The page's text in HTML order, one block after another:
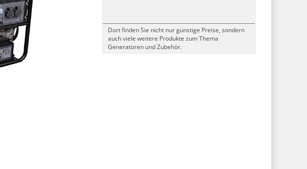
Dort finden Sie nicht nur günstige Preise, sondern
auch viele weitere Produkte zum Thema
Generatoren und Zubehör.